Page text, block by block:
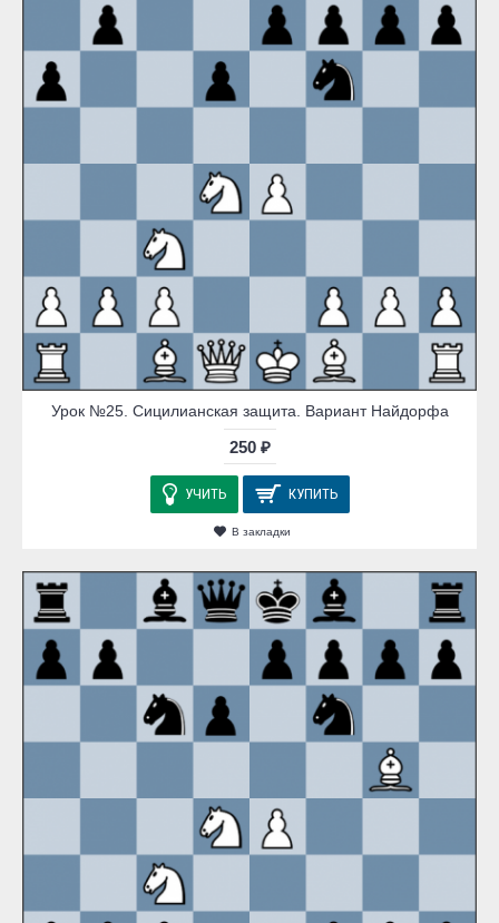
Урок №25. Сицилианская защита. Вариант Найдорфа
250 ₽
УЧИТЬ КУПИТЬ
В закладки